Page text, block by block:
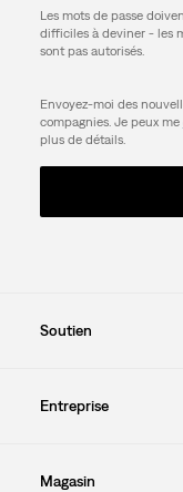
Les mots de passe
difficiles à deviner - les
sont pas autorisés.
Envoyez-moi des
compagnies. Je peux me
plus de détails.
Soutien
Entreprise
Magasin